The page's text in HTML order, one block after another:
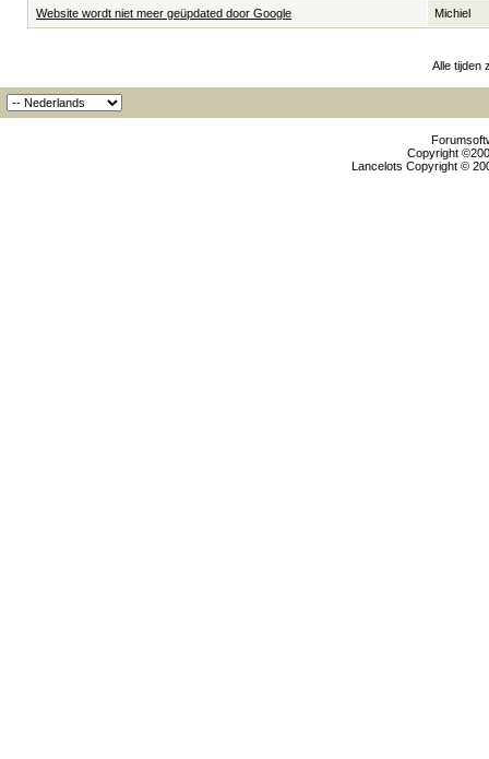
Website wordt niet meer geüpdated door Google Michiel
Alle tijden
Copyright
Lancelots Copyright ©